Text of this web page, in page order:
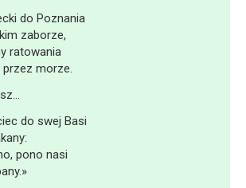
do Poznania
zaborze,
ratowania
morze.
do swej Basi
pono nasi